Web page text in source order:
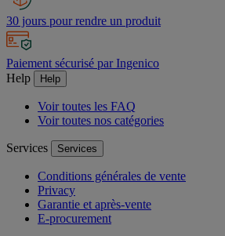
30 jours pour rendre un produit
Paiement sécurisé par Ingenico
Help
Help
Voir toutes les FAQ
Voir toutes nos catégories
Services Services
Conditions générales de vente
Privacy
Garantie et après-vente
E-procurement